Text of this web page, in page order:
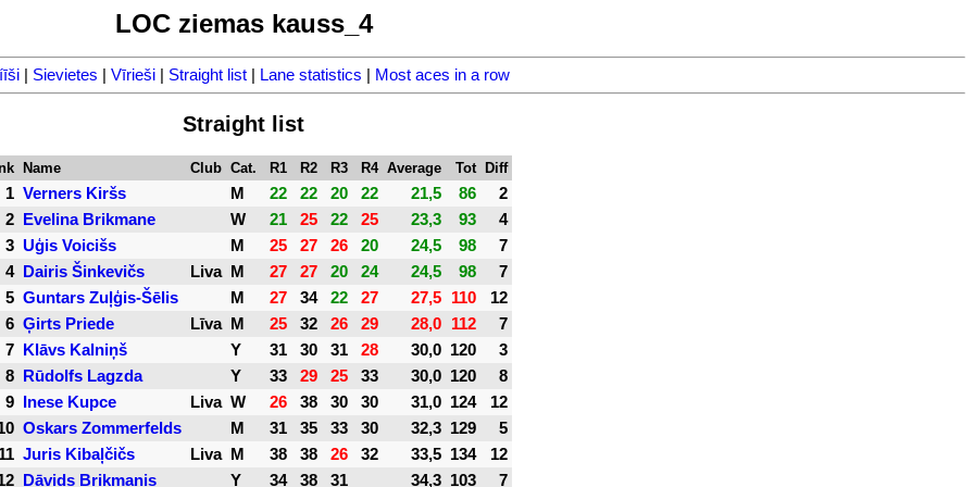
LOC ziemas kauss_4
| Sievietes Vīrieši| Straight list| Lane statistics Most aces in a row
Straight list
Name Club Cat. R1 R2 R3 R4 Average Tot Diff
1 Verners Kiršs M 22 22 20 22 21,5 86
2
2
Evelina Brikmane W 21 25 22 25 23,3 93
4
3 Uģis Voicišs M 25 27 26 20 24,5 98
7
4
Dairis Šinkevičs Liva M 27 27 20 24 24,5 98
7
5 Guntars Zuļģis-Šēlis M 27 34 22 27 27,5 110
12
6 Ģirts Priede Līva M 25 32 26 29 28,0 112
7
7
Klāvs Kalniņš Y 31 30 31 28 30,0 120
3
8
Rūdolfs Lagzda Y 33 29 25 33 30,0 120
8
9
Inese Kupce Liva W 26 38 30 30 31,0 124
12
Oskars Zommerfelds M 31 35 33 30 32,3 129
5
11 Juris Kibaļčičs Liva M 38 38 26 32 33,5 134
12
Dāvids Brikmanis Y 34 38 31 34,3 103 7